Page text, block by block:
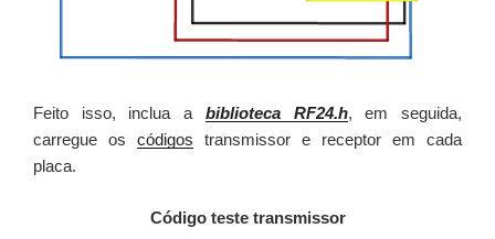
Feito isso, inclua a biblioteca RF24.h, em seguida,
carregue os códigos transmissor e receptor em cada
placa.
Código teste transmissor